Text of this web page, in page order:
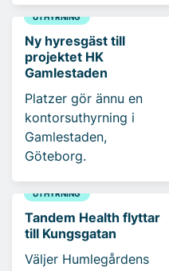
UTHYRNING
Ny hyresgäst till
projektet HK
Gamlestaden
Platzer gör ännu en
kontorsuthyrning i
Gamlestaden,
Göteborg.
UTHYRNING
Tandem Health flyttar
till Kungsgatan
Väljer Humlegårdens